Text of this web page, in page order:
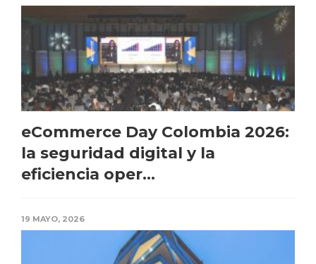
eCommerce Day Colombia 2026:
la seguridad digital y la
eficiencia oper...
19 MAYO, 2026